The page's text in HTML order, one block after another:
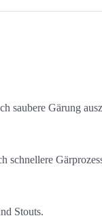
saubere Gärung
Stouts.